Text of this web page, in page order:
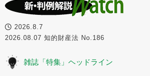
2026.8.7
2026.08.07 知的財産法 No.186
雑誌「特集」ヘッドライン